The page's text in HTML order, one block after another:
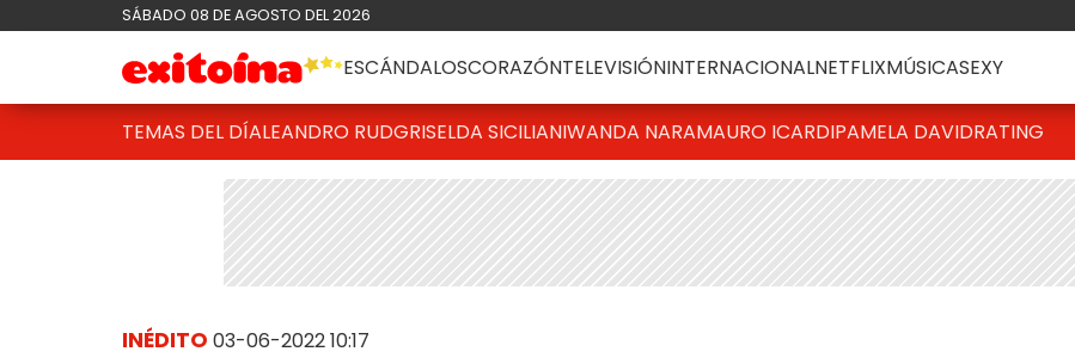
SÁBADO 08 DE AGOSTO DEL 2026
ESCÁNDALOSCORAZÓNTELEVISIÓNINTERNACIONALNETFLIXMÚSICASEXY
TEMAS DEL DÍALEANDRO RUDGRISELDA SICILIANIWANDA NARAMAURO ICARDIPAMELA DAVIDRATING
INÉDITO 03-06-2022 10:17